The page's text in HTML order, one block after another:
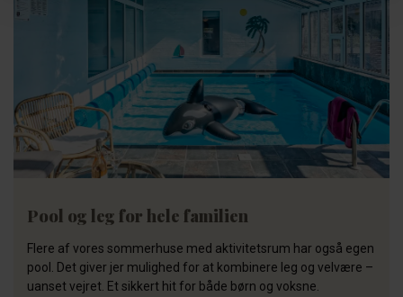
Pool og leg for hele familien
Flere af vores sommerhuse med aktivitetsrum har også egen
pool. Det giver jer mulighed for at kombinere leg og velvære –
uanset vejret. Et sikkert hit for både børn og voksne.